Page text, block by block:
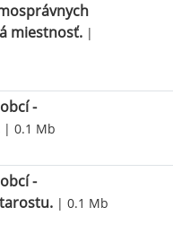
miestnosť. |
-
| 0.1 Mb
-
| 0.1 Mb